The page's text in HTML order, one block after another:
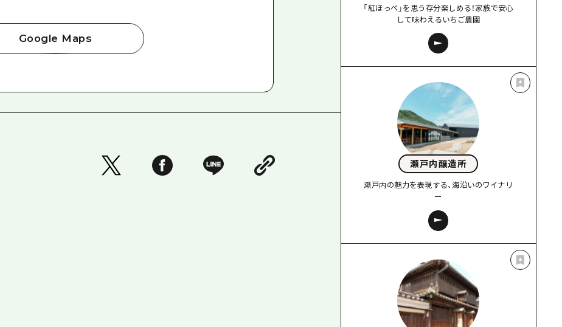
Google Maps
「紅ほっぺ」を思う存分楽しめる！家族で安心
して味わえるいちご農園
瀬戸内醸造所
瀬戸内の魅力を表現する、海沿いのワイナリ
ー